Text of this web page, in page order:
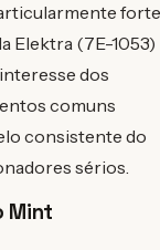
Elektra (7E-1053)
dos
comuns
consistente do
sérios.
Mint